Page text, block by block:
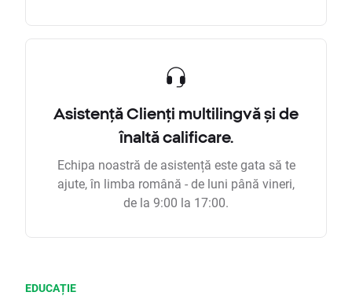
Asistență Clienți multilingvă și de
înaltă calificare.
Echipa noastră de asistență este gata să te
ajute, în limba română - de luni până vineri,
de la 9:00 la 17:00.
EDUCAȚIE